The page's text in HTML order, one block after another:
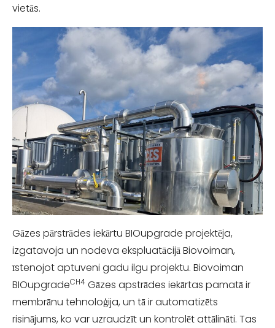
vietās.
Gāzes pārstrādes iekārtu BIOupgrade projektēja,
izgatavoja un nodeva ekspluatācijā Biovoiman,
īstenojot aptuveni gadu ilgu projektu. Biovoiman
BIOupgradeCH4 Gāzes apstrādes iekārtas pamatā ir
membrānu tehnoloģija, un tā ir automatizēts
risinājums, ko var uzraudzīt un kontrolēt attālināti. Tas